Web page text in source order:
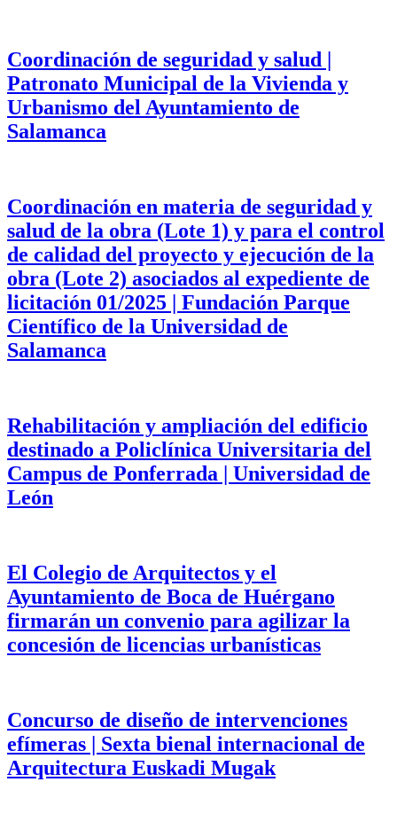
Coordinación de seguridad y salud |
Patronato Municipal de la Vivienda y
Urbanismo del Ayuntamiento de
Salamanca
Coordinación en materia de seguridad y
salud de la obra (Lote 1) y para el control
de calidad del proyecto y ejecución de la
obra (Lote 2) asociados al expediente de
licitación 01/2025 | Fundación Parque
Científico de la Universidad de
Salamanca
Rehabilitación y ampliación del edificio
destinado a Policlínica Universitaria del
Campus de Ponferrada | Universidad de
León
El Colegio de Arquitectos y el
Ayuntamiento de Boca de Huérgano
firmarán un convenio para agilizar la
concesión de licencias urbanísticas
Concurso de diseño de intervenciones
efímeras | Sexta bienal internacional de
Arquitectura Euskadi Mugak